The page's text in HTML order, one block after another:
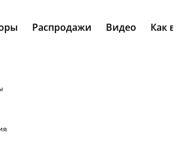
Распродажи Видео Как